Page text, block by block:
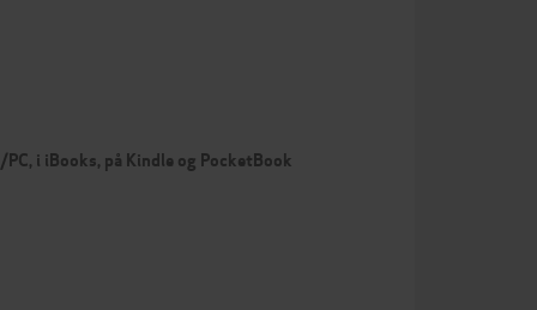
i iBooks, på Kindle og PocketBook